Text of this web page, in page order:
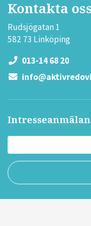
Kontakta
Rudsjögatan 1
582 73 Linköping
013-14 68 20